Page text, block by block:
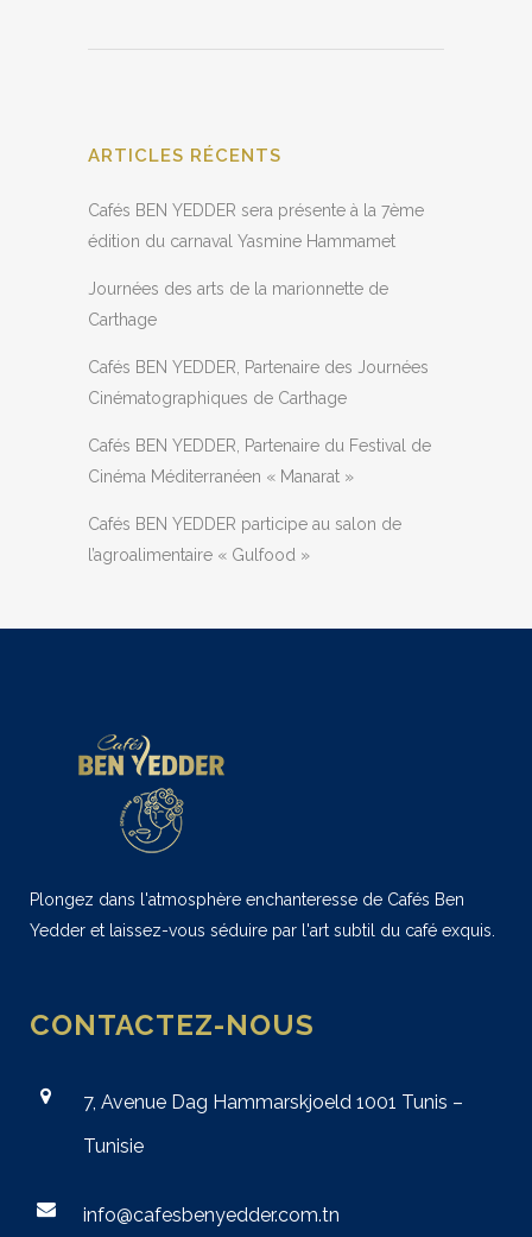
ARTICLES RÉCENTS
Cafés BEN YEDDER sera présente à la 7ème
édition du carnaval Yasmine Hammamet
Journées des arts de la marionnette de
Carthage
Cafés BEN YEDDER, Partenaire des Journées
Cinématographiques de Carthage
Cafés BEN YEDDER, Partenaire du Festival de
Cinéma Méditerranéen « Manarat »
Cafés BEN YEDDER participe au salon de
l’agroalimentaire « Gulfood »
Plongez dans l'atmosphère enchanteresse de Cafés Ben
Yedder et laissez-vous séduire par l'art subtil du café exquis.
CONTACTEZ-NOUS
7, Avenue Dag Hammarskjoeld 1001 Tunis –
Tunisie
info@cafesbenyedder.com.tn